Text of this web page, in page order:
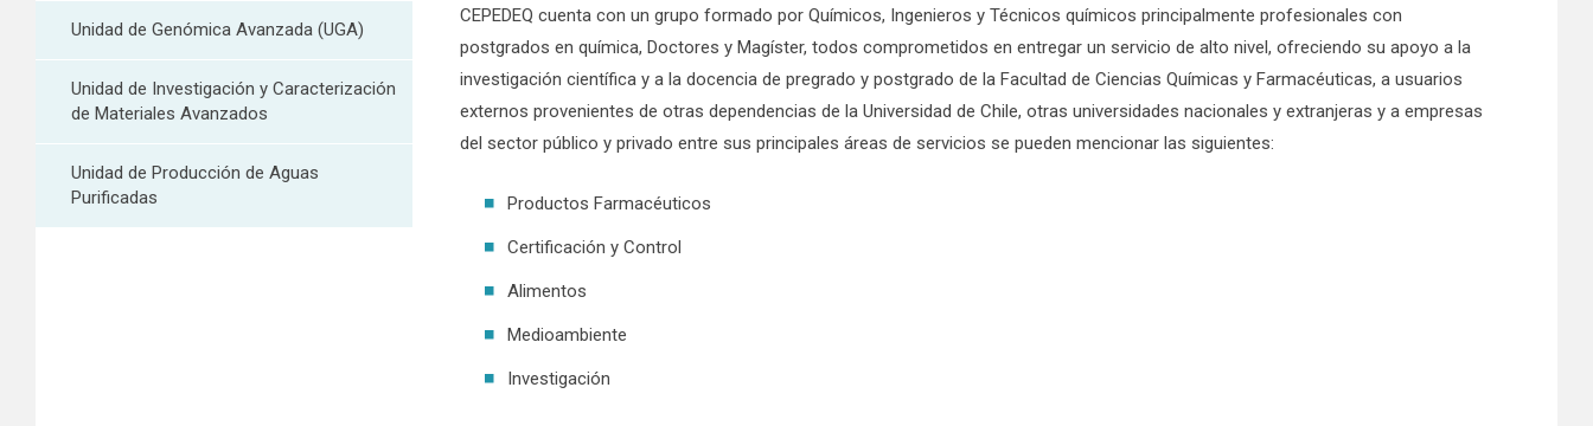
Unidad de Genómica Avanzada (UGA)
Unidad de Investigación y Caracterización
de Materiales Avanzados
Unidad de Producción de Aguas
Purificadas
CEPEDEQ cuenta con un grupo formado por Químicos, Ingenieros y Técnicos químicos principalmente profesionales con
postgrados en química, Doctores y Magíster, todos comprometidos en entregar un servicio de alto nivel, ofreciendo su apoyo a la
investigación científica y a la docencia de pregrado y postgrado de la Facultad de Ciencias Químicas y Farmacéuticas, a usuarios
externos provenientes de otras dependencias de la Universidad de Chile, otras universidades nacionales y extranjeras y a empresas
del sector público y privado entre sus principales áreas de servicios se pueden mencionar las siguientes:
Productos Farmacéuticos
Certificación y Control
Alimentos
Medioambiente
Investigación